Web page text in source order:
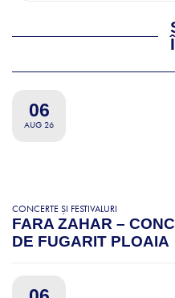
06
AUG 26
CONCERTE ȘI FESTIVALURI
FARA ZAHAR –
DE FUGARIT PLOAIA